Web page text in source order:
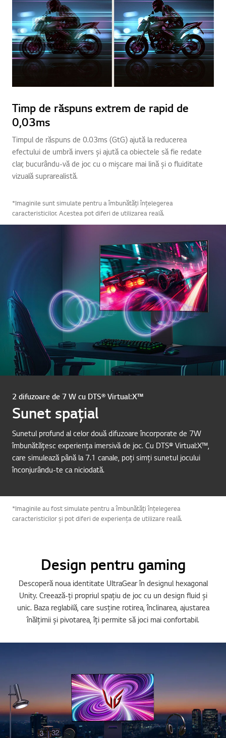
Timp de răspuns extrem de rapid de
0,03ms
Timpul de răspuns de 0.03ms (GtG) ajută la reducerea
efectului de umbră invers și ajută ca obiectele să fie redate
clar, bucurându-vă de joc cu o mișcare mai lină și o fluiditate
vizuală suprarealistă.
*Imaginile sunt simulate pentru a îmbunătăți înțelegerea
caracteristicilor. Acestea pot diferi de utilizarea reală.
2 difuzoare de 7 W cu DTS® Virtual:X™
Sunet spațial
Sunetul profund al celor două difuzoare încorporate de 7W
îmbunătățesc experiența imersivă de joc. Cu DTS® Virtual:X™,
care simulează până la 7.1 canale, poți simți sunetul jocului
înconjurându-te ca niciodată.
*Imaginile au fost simulate pentru a îmbunătăți înțelegerea
caracteristicilor și pot diferi de experiența de utilizare reală.
Design pentru gaming
Descoperă noua identitate UltraGear în designul hexagonal
Unity. Creează-ți propriul spațiu de joc cu un design fluid și
unic. Baza reglabilă, care susține rotirea, înclinarea, ajustarea
înălțimii și pivotarea, îți permite să joci mai confortabil.